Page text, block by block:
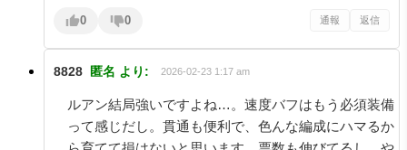
0 0 通報 返信
8828 匿名 より: 2026-02-23 1:17 am
ルアン結局強いですよね…。速度バフはもう必須装備
って感じだし。貫通も便利で、色んな編成にハマるか